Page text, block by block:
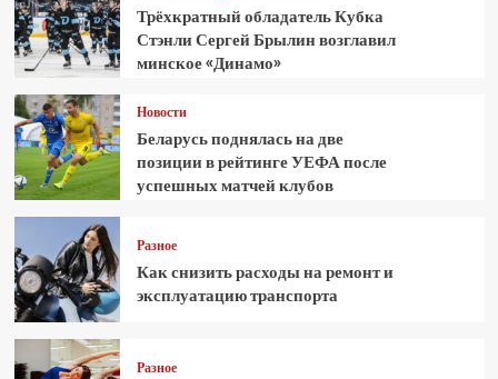
Трёхкратный обладатель Кубка
Стэнли Сергей Брылин возглавил
минское «Динамо»
Новости
Беларусь поднялась на две
позиции в рейтинге УЕФА после
успешных матчей клубов
Разное
Как снизить расходы на ремонт и
эксплуатацию транспорта
Разное